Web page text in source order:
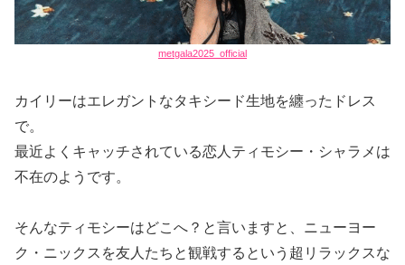
metgala2025_official
カイリーはエレガントなタキシード生地を纏ったドレス
で。
最近よくキャッチされている恋人ティモシー・シャラメは
不在のようです。
そんなティモシーはどこへ？と言いますと、ニューヨー
ク・ニックスを友人たちと観戦するという超リラックスな